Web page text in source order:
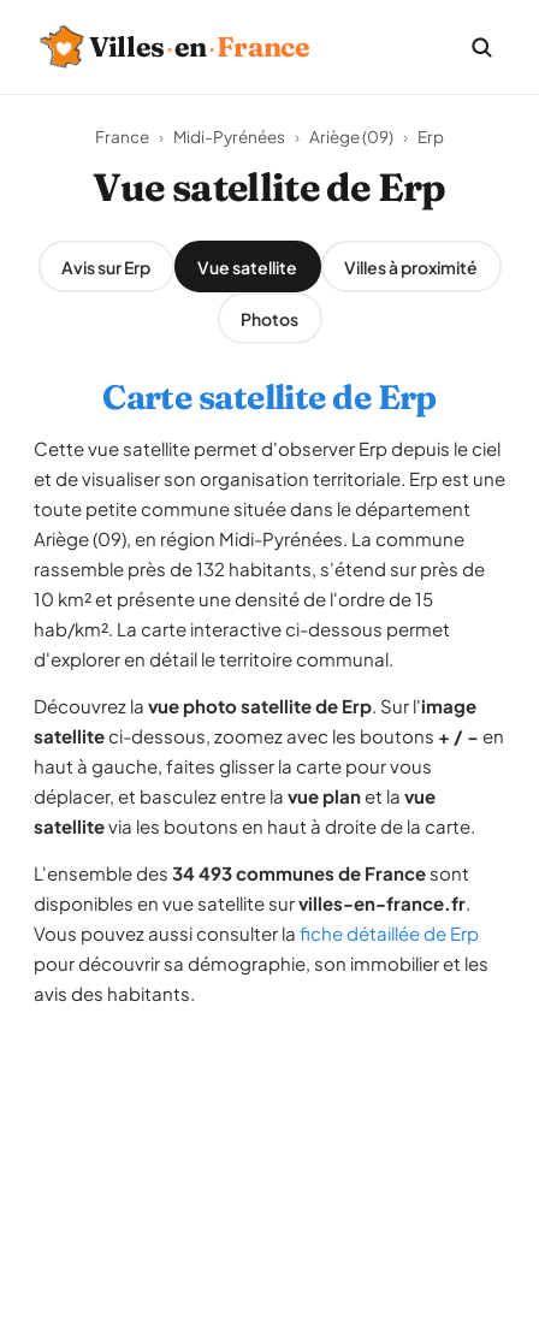
Villes·en·France
France › Midi-Pyrénées › Ariège (09) › Erp
Vue satellite de Erp
Avis sur Erp Vue satellite Villes à proximité
Photos
Carte satellite de Erp
Cette vue satellite permet d'observer Erp depuis le ciel
et de visualiser son organisation territoriale. Erp est une
toute petite commune située dans le département
Ariège (09), en région Midi-Pyrénées. La commune
rassemble près de 132 habitants, s'étend sur près de
10 km² et présente une densité de l'ordre de 15
hab/km². La carte interactive ci-dessous permet
d'explorer en détail le territoire communal.
Découvrez la vue photo satellite de Erp. Sur l'image
satelliteci-dessous, zoomez avec les boutons + / − en
haut à gauche, faites glisser la carte pour vous
déplacer, et basculez entre la vue planet la vue
satellitevia les boutons en haut à droite de la carte.
L'ensemble des 34 493 communes de France sont
disponibles en vue satellite survilles-en-france.fr.
Vous pouvez aussi consulter la fiche détaillée de Erp
pour découvrir sa démographie, son immobilier et les
avis des habitants.